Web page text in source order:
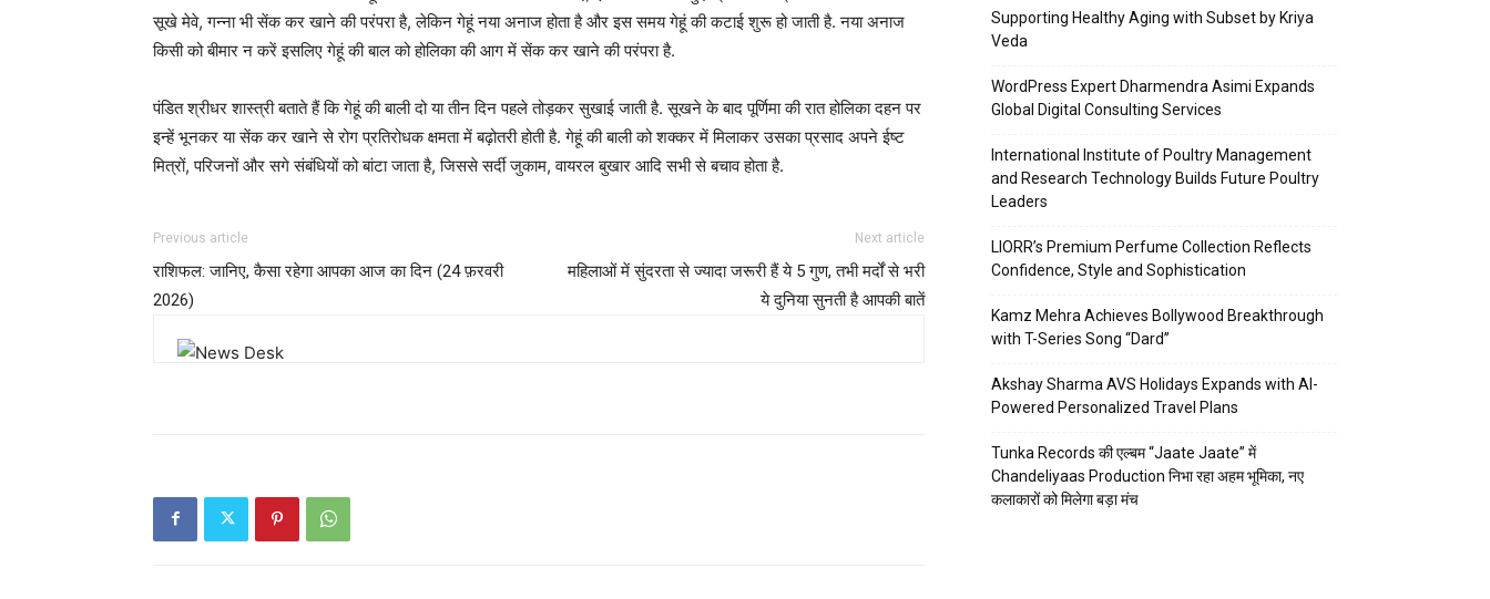
सूखे मेवे, गन्ना भी सेंक कर खाने की परंपरा है, लेकिन गेहूं नया अनाज होता है और इस समय गेहूं की कटाई शुरू हो जाती है. नया अनाज
किसी को बीमार न करें इसलिए गेहूं की बाल को होलिका की आग में सेंक कर खाने की परंपरा है.
पंडित श्रीधर शास्त्री बताते हैं कि गेहूं की बाली दो या तीन दिन पहले तोड़कर सुखाई जाती है. सूखने के बाद पूर्णिमा की रात होलिका दहन पर
इन्हें भूनकर या सेंक कर खाने से रोग प्रतिरोधक क्षमता में बढ़ोतरी होती है. गेहूं की बाली को शक्कर में मिलाकर उसका प्रसाद अपने ईष्ट
मित्रों, परिजनों और सगे संबंधियों को बांटा जाता है, जिससे सर्दी जुकाम, वायरल बुखार आदि सभी से बचाव होता है.
Previous article
राशिफल: जानिए, कैसा रहेगा आपका आज का दिन (24 फ़रवरी
2026)
Next article
महिलाओं में सुंदरता से ज्यादा जरूरी हैं ये 5 गुण, तभी मर्दों से भरी
ये दुनिया सुनती है आपकी बातें
Supporting Healthy Aging with Subset by Kriya
Veda
WordPress Expert Dharmendra Asimi Expands
Global Digital Consulting Services
International Institute of Poultry Management
and Research Technology Builds Future Poultry
Leaders
LIORR’s Premium Perfume Collection Reflects
Confidence, Style and Sophistication
Kamz Mehra Achieves Bollywood Breakthrough
with T-Series Song “Dard”
Akshay Sharma AVS Holidays Expands with AI-
Powered Personalized Travel Plans
Tunka Records की एल्बम “Jaate Jaate” में
Chandeliyaas Production निभा रहा अहम भूमिका, नए
कलाकारों को मिलेगा बड़ा मंच